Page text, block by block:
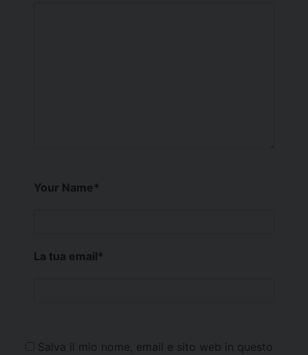
Your Name*
La tua email*
Salva il mio nome, email e sito web in questo